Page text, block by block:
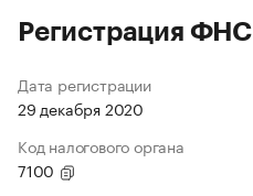
Регистрация ФНС
Дата регистрации
29 декабря 2020
Код налогового органа
7100